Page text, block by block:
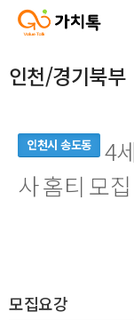
인천/경기북부
인천시 송도동
4
사 홈티 모집
모집요강